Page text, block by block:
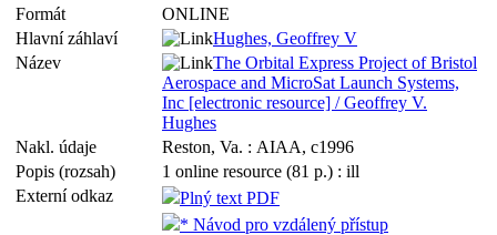
Formát
ONLINE
Hlavní záhlaví
Hughes, Geoffrey V
Název
The Orbital Express Project of Bristol
Aerospace and MicroSat Launch Systems,
Inc [electronic resource] / Geoffrey V.
Hughes
Nakl. údaje
Reston, Va. : AIAA, c1996
Popis (rozsah)
1 online resource (81 p.) : ill
Externí odkaz
Plný text PDF
* Návod pro vzdálený přístup